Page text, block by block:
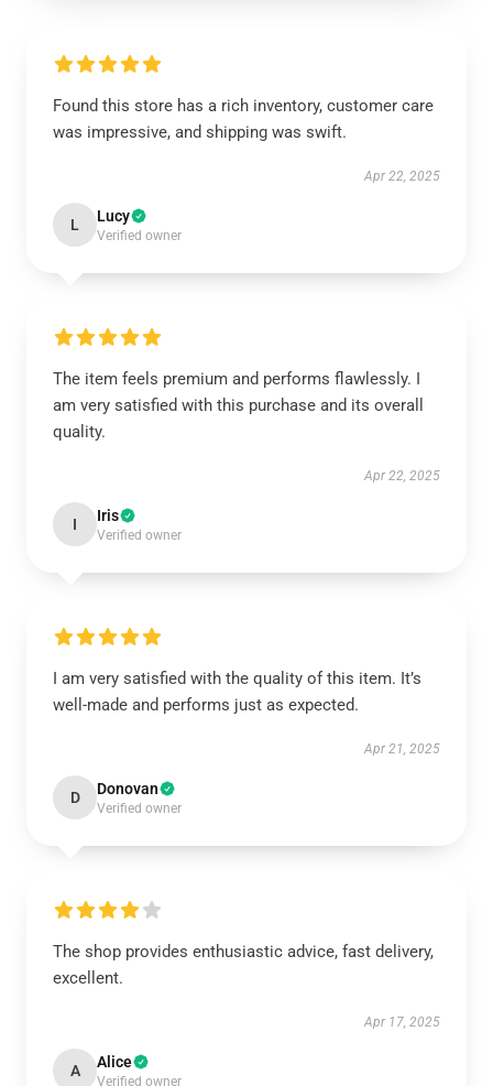
Found this store has a rich inventory, customer care
was impressive, and shipping was swift.
Apr 22, 2025
L Lucy
Verified owner
The item feels premium and performs flawlessly. I
am very satisfied with this purchase and its overall
quality.
Apr 22, 2025
I Iris
Verified owner
I am very satisfied with the quality of this item. It’s
well-made and performs just as expected.
Apr 21, 2025
D Donovan
Verified owner
The shop provides enthusiastic advice, fast delivery,
excellent.
Apr 17, 2025
A Alice
Verified owner